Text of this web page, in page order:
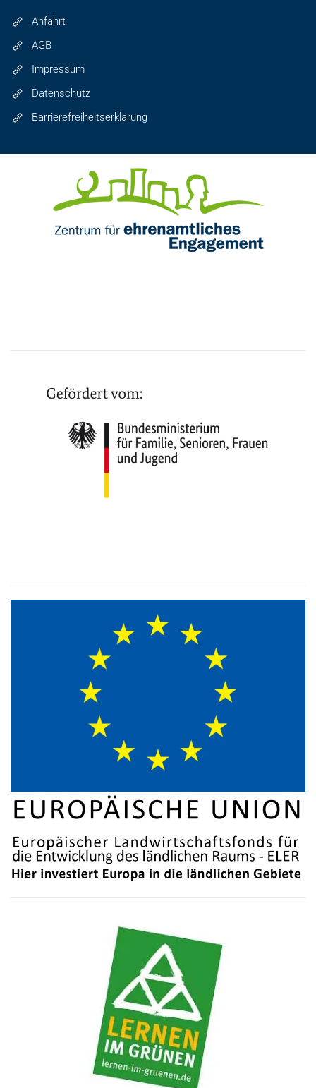
Anfahrt
AGB
Impressum
Datenschutz
Barrierefreiheitserklärung